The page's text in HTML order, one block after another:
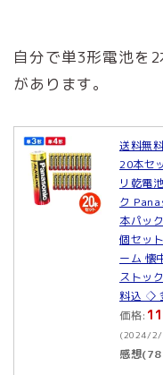
自分で単3形電池を
があります。
送料無
20本セ
リ乾電
ク
本パッ
個セッ
ーム 懐
ストッ
料込 ◇
価格:
(2024/2/
感想